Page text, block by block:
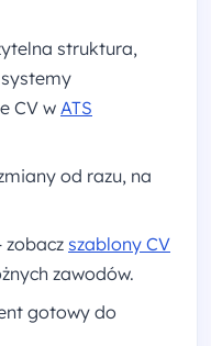
struktura,
CV w ATS
od razu, na
zobacz szablony CV
zawodów.
gotowy do